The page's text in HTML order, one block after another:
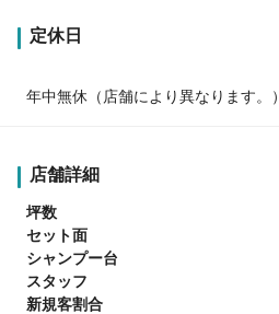
定休日
年中無休（店舗により異なります。）
店舗詳細
坪数
セット面
シャンプー台
スタッフ
新規客割合